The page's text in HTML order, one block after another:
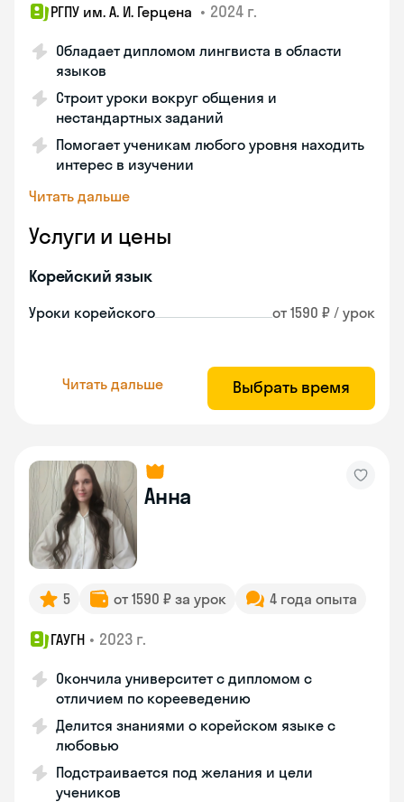
РГПУ им. А. И. Герцена • 2024 г.
Обладает дипломом лингвиста в области
языков
Строит уроки вокруг общения и
нестандартных заданий
Помогает ученикам любого уровня находить
интерес в изучении
Читать дальше
Услуги и цены
Корейский язык
Уроки корейского от 1590 ₽ / урок
Читать дальше Выбрать время
Анна
5 от 1590 ₽ за урок 4 года опыта
ГАУГН • 2023 г.
Окончила университет с дипломом с
отличием по корееведению
Делится знаниями о корейском языке с
любовью
Подстраивается под желания и цели
учеников